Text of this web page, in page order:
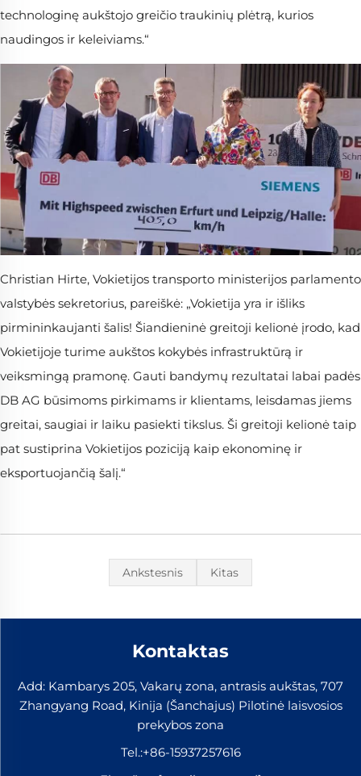
technologinę aukštojo greičio traukinių plėtrą, kurios
naudingos ir keleiviams.“
Christian Hirte, Vokietijos transporto ministerijos parlamento
valstybės sekretorius, pareiškė: „Vokietija yra ir išliks
pirmininkaujanti šalis! Šiandieninė greitoji kelionė įrodo, kad
Vokietijoje turime aukštos kokybės infrastruktūrą ir
veiksmingą pramonę. Gauti bandymų rezultatai labai padės
DB AG būsimoms pirkimams ir klientams, leisdamas jiems
greitai, saugiai ir laiku pasiekti tikslus. Ši greitoji kelionė taip
pat sustiprina Vokietijos poziciją kaip ekonominę ir
eksportuojančią šalį.“
Ankstesnis Kitas
Kontaktas
Add: Kambarys 205, Vakarų zona, antrasis aukštas, 707
Zhangyang Road, Kinija (Šanchajus) Pilotinė laisvosios
prekybos zona
Tel.:+86-15937257616